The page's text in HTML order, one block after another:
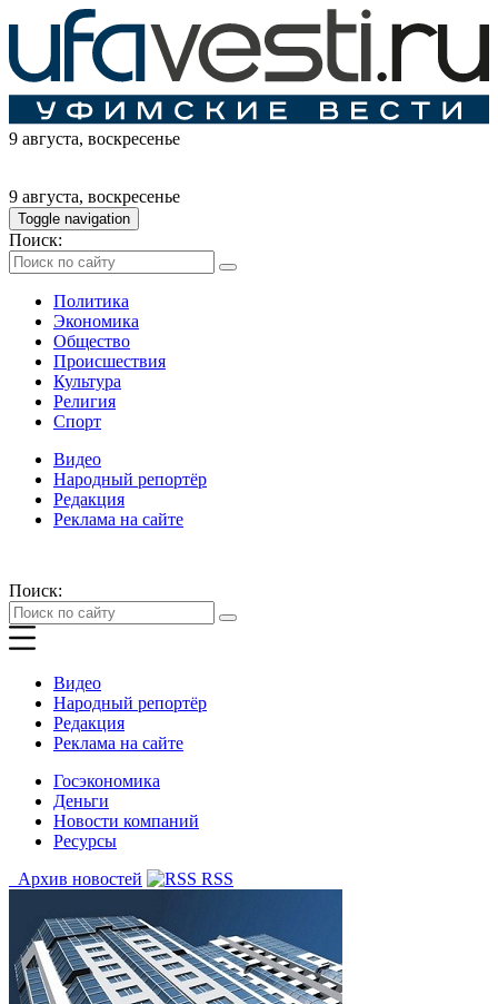
9 августа, воскресенье
9 августа, воскресенье
Toggle navigation
Поиск:
Политика
Экономика
Общество
Происшествия
Культура
Религия
Спорт
Видео
Народный репортёр
Редакция
Реклама на сайте
Поиск:
Видео
Народный репортёр
Редакция
Реклама на сайте
Госэкономика
Деньги
Новости компаний
Ресурсы
Архив новостей
RSS